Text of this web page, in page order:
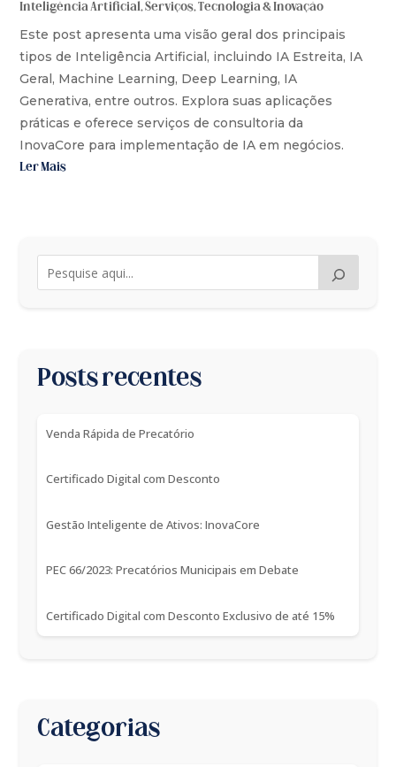
Inteligência Artificial,Serviços,Tecnologia & Inovação
Este post apresenta uma visão geral dos principais
tipos de Inteligência Artificial, incluindo IA Estreita, IA
Geral, Machine Learning, Deep Learning, IA
Generativa, entre outros. Explora suas aplicações
práticas e oferece serviços de consultoria da
InovaCore para implementação de IA em negócios.
Ler Mais
Posts recentes
Venda Rápida de Precatório
Certificado Digital com Desconto
Gestão Inteligente de Ativos: InovaCore
PEC 66/2023: Precatórios Municipais em Debate
Certificado Digital com Desconto Exclusivo de até 15%
Categorias